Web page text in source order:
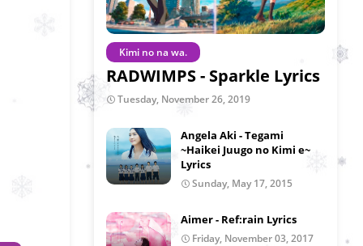
Kimi no na wa.
RADWIMPS - Sparkle Lyrics
Tuesday, November 26, 2019
Angela Aki - Tegami
~Haikei Juugo no Kimi e~
Lyrics
Sunday, May 17, 2015
Aimer - Ref:rain Lyrics
Friday, November 03, 2017